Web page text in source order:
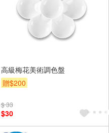
高級梅花美術調色盤
贈$200
$ 33
$30